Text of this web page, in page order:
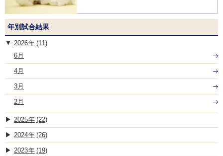
年別試合結果
2026
(11)
6月
4月
3月
2月
2025 (22)
2024 (26)
2023 (19)